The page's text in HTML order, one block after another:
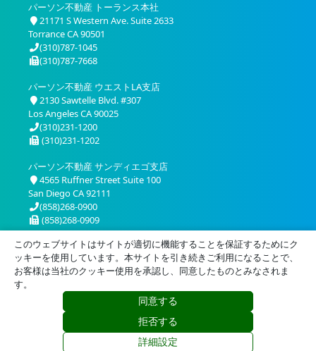
パーソン不動産 トーランス本社
21171 S Western Ave. Suite 2633
Torrance CA 90501
(310)787-1045
(310)787-7668
パーソン不動産 ウエストLA支店
2130 Sawtelle Blvd. #307
Los Angeles CA 90025
(310)231-1200
(310)231-1202
パーソン不動産 サンディエゴ支店
4565 Ruffner Street Suite 100
San Diego CA 92111
(858)268-0900
(858)268-0909
© 2026 Person Realty, Inc. All Rights Reserved.
このウェブサイトはサイトが適切に機能することを保証するためにク
ッキーを使用しています。本サイトを引き続きご利用になることで、
お客様は当社のクッキー使用を承認し、同意したものとみなされま
す。
同意する
拒否する
詳細設定